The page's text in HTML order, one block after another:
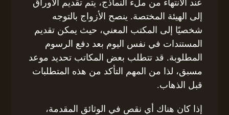
عند الانتهاء من ملء النماذج، يتم تقديم الأوراق
إلى الهيئة المختصة. ينصح الأزواج بالتوجه
شخصيًا إلى المكتب المعني، حيث يمكن تقديم
المستندات في نفس اليوم بعد دفع الرسوم
المطلوبة. قد تتطلب بعض المكاتب تحديد موعد
مسبق، لذا من المهم التأكد من هذه المتطلبات
قبل الذهاب.
إذا كان هناك أي نقص في الوثائق المقدمة،